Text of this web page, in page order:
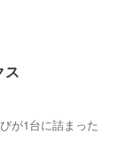
ス
が1台に詰まった